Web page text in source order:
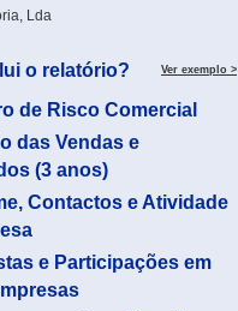
Lda
o relatório? Ver exemplo >
de Risco Comercial
das Vendas e
(3 anos)
Contactos e Atividade
e Participações em